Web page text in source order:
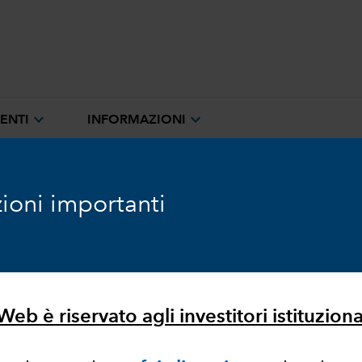
importanti
è riservato agli investitori
expand_more INFORMAZIONI expand_more